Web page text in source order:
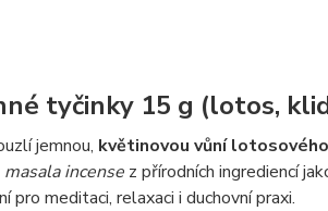
tyčinky 15 g (lotos,
jemnou, květinovou vůní
masala incensez přírodních ingrediencí
meditaci, relaxaci i duchovní praxi.